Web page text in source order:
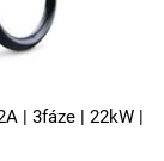
| 3fáze | 22kW |